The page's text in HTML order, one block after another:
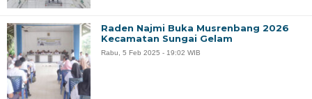
Raden Najmi Buka Musrenbang 2026
Kecamatan Sungai Gelam
Rabu, 5 Feb 2025 - 19:02 WIB